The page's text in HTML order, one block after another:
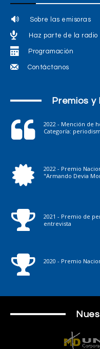
Sobre las emisoras
Haz parte de la radio
Programación
Contáctanos
Premios
2022 - Mención de
Categoría:
2022 - Premio
"Armando Devia
2021 - Premio de
entrevista
2020 - Premio